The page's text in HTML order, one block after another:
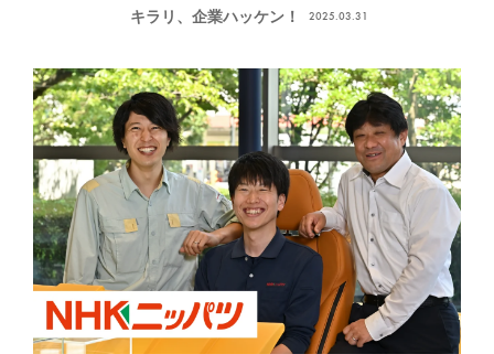
式会社・先端技術総合研究所】
キラリ、企業ハッケン！ 2025.03.31